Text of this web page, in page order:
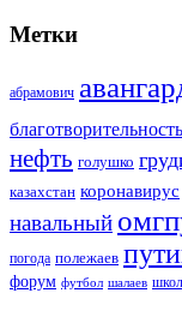
Метки
абрамович
благотворительность
нефть голушко
казахстан коронавирус
навальный
погода полежаев
форум футбол шалаев